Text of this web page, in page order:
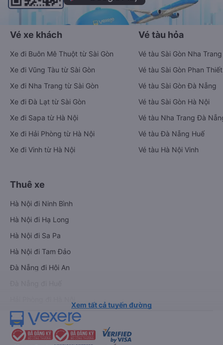
Vé xe khách
Xe đi Buôn Mê Thuột từ Sài Gòn
Xe đi Vũng Tàu từ Sài Gòn
Xe đi Nha Trang từ Sài Gòn
Xe đi Đà Lạt từ Sài Gòn
Xe đi Sapa từ Hà Nội
Xe đi Hải Phòng từ Hà Nội
Xe đi Vinh từ Hà Nội
Vé tàu hỏa
Vé tàu Sài Gòn Nha Trang
Vé tàu Sài Gòn Phan Thiết
Vé tàu Sài Gòn Đà Nẵng
Vé tàu Sài Gòn Hà Nội
Vé tàu Nha Trang Đà
Vé tàu Đà Nẵng Huế
Vé tàu Hà Nội Vinh
Thuê xe
Hà Nội đi Ninh Bình
Hà Nội đi Hạ Long
Hà Nội đi Sa Pa
Hà Nội đi Tam Đảo
Đà Nẵng đi Hội An
Xem tất cả tuyến đường